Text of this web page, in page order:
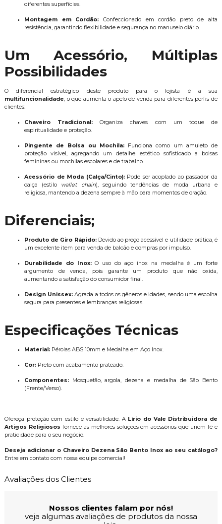
diferentes superfícies.
Montagem em Cordão: Confeccionado em cordão preto de alta
resistência, garantindo flexibilidade e segurança no manuseio diário.
Um Acessório, Múltiplas
Possibilidades
O diferencial estratégico deste produto para o lojista é a sua
multifuncionalidade, o que aumenta o apelo de venda para diferentes perfis de
clientes:
Chaveiro Tradicional: Organiza chaves com um toque de
espiritualidade e proteção.
Pingente de Bolsa ou Mochila:Funciona como um amuleto de
proteção visível, agregando um detalhe estético sofisticado a bolsas
femininas ou mochilas escolares e de trabalho.
Acessório de Moda (Calça/Cinto):Pode ser acoplado ao passador da
calça (estilo wallet chain), seguindo tendências de moda urbana e
religiosa, mantendo a dezena sempre à mão para momentos de oração.
Diferenciais;
Produto de Giro Rápido:Devido ao preço acessível e utilidade prática, é
um excelente item para venda de balcão e compras por impulso.
Durabilidade do Inox:O uso do aço inox na medalha é um forte
argumento de venda, pois garante um produto que não oxida,
aumentando a satisfação do consumidor final.
Design Unissex: Agrada a todos os gêneros e idades, sendo uma escolha
segura para presentes e lembranças religiosas.
Especificações Técnicas
Material:Pérolas ABS 10mm e Medalha em Aço Inox.
Cor:Preto com acabamento prateado.
Componentes:Mosquetão, argola, dezena e medalha de São Bento
(Frente/Verso).
Ofereça proteção com estilo e versatilidade. A Lírio do Vale Distribuidora de
Artigos Religiosos fornece as melhores soluções em acessórios que unem fé e
praticidade para o seu negócio.
Deseja adicionar o Chaveiro Dezena São Bento Inox ao seu catálogo?
Entre em contato com nossa equipe comercial!
Avaliações dos Clientes
Nossos clientes falam por nós!
veja algumas avaliações de produtos da nossa